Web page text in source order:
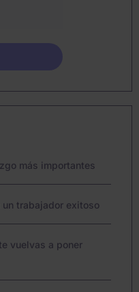
más importantes
trabajador exitoso
vuelvas a poner